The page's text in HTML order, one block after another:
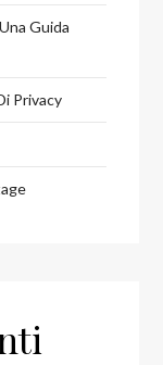
Guida
Privacy